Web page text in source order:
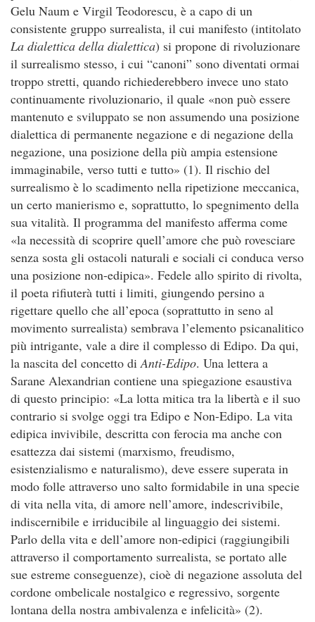
Gelu Naum e Virgil Teodorescu, è a capo di un
consistente gruppo surrealista, il cui manifesto (intitolato
La dialettica della dialettica) si propone di rivoluzionare
il surrealismo stesso, i cui “canoni” sono diventati ormai
troppo stretti, quando richiederebbero invece uno stato
continuamente rivoluzionario, il quale «non può essere
mantenuto e sviluppato se non assumendo una posizione
dialettica di permanente negazione e di negazione della
negazione, una posizione della più ampia estensione
immaginabile, verso tutti e tutto» (1). Il rischio del
surrealismo è lo scadimento nella ripetizione meccanica,
un certo manierismo e, soprattutto, lo spegnimento della
sua vitalità. Il programma del manifesto afferma come
«la necessità di scoprire quell’amore che può rovesciare
senza sosta gli ostacoli naturali e sociali ci conduca verso
una posizione non-edipica». Fedele allo spirito di rivolta,
il poeta rifiuterà tutti i limiti, giungendo persino a
rigettare quello che all’epoca (soprattutto in seno al
movimento surrealista) sembrava l’elemento psicanalitico
più intrigante, vale a dire il complesso di Edipo. Da qui,
la nascita del concetto diAnti-Edipo. Una lettera a
Sarane Alexandrian contiene una spiegazione esaustiva
di questo principio: «La lotta mitica tra la libertà e il suo
contrario si svolge oggi tra Edipo e Non-Edipo. La vita
edipica invivibile, descritta con ferocia ma anche con
esattezza dai sistemi (marxismo, freudismo,
esistenzialismo e naturalismo), deve essere superata in
modo folle attraverso uno salto formidabile in una specie
di vita nella vita, di amore nell’amore, indescrivibile,
indiscernibile e irriducibile al linguaggio dei sistemi.
Parlo della vita e dell’amore non-edipici (raggiungibili
attraverso il comportamento surrealista, se portato alle
sue estreme conseguenze), cioè di negazione assoluta del
cordone ombelicale nostalgico e regressivo, sorgente
lontana della nostra ambivalenza e infelicità» (2).